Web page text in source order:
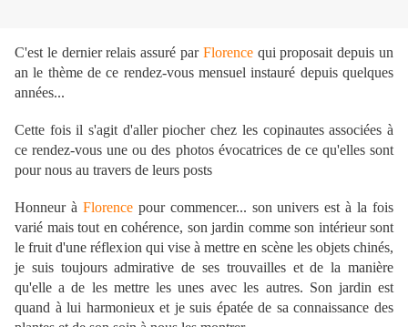
C'est le dernier relais assuré par Florencequi proposait depuis un
an le thème de ce rendez-vous mensuel instauré depuis quelques
années...
Cette fois il s'agit d'aller piocher chez les copinautes associées à
ce rendez-vous une ou des photos évocatrices de ce qu'elles sont
pour nous au travers de leurs posts
Honneur à Florencepour commencer... son univers est à la fois
varié mais tout en cohérence, son jardin comme son intérieur sont
le fruit d'une réflexion qui vise à mettre en scène les objets chinés,
je suis toujours admirative de ses trouvailles et de la manière
qu'elle a de les mettre les unes avec les autres. Son jardin est
quand à lui harmonieux et je suis épatée de sa connaissance des